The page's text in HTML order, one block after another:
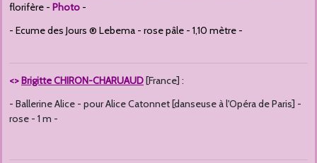
florifère - Photo -
- Ecume des Jours ® Lebema - rose pâle - 1,10 mètre -
<>Brigitte CHIRON-CHARUAUD[France] :
- Ballerine Alice - pour Alice Catonnet [danseuse à l'Opéra de Paris] -
rose - 1 m -